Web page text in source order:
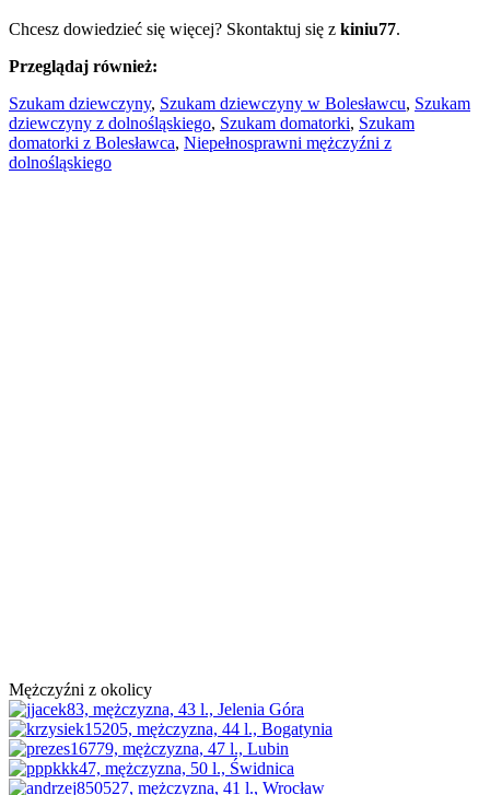
Chcesz dowiedzieć się więcej? Skontaktuj się z kiniu77.
Przeglądaj również:
Szukam dziewczyny, Szukam dziewczyny w Bolesławcu, Szukam
dziewczyny z dolnośląskiego, Szukam domatorki, Szukam
domatorki z Bolesławca, Niepełnosprawni mężczyźni z
dolnośląskiego
Mężczyźni z okolicy